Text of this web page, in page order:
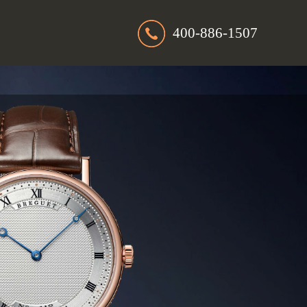
400-886-1507